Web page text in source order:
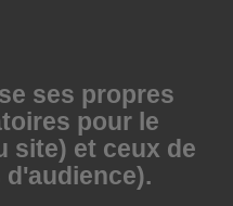
ses propres
pour le
site) et ceux de